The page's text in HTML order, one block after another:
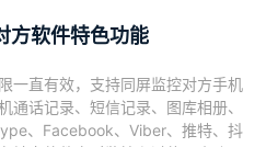
方软件特色功能
一直有效，支持同屏监控对方手机
通话记录、短信记录、图库相册、
、Facebook、Viber、推特、抖